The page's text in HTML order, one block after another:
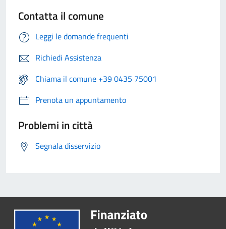
Contatta il comune
Leggi le domande frequenti
Richiedi Assistenza
Chiama il comune +39 0435 75001
Prenota un appuntamento
Problemi in città
Segnala disservizio